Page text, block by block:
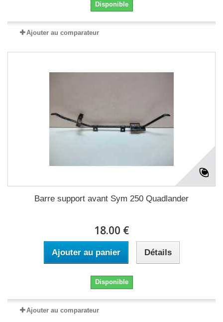
Disponible
Ajouter au comparateur
Barre support avant Sym 250 Quadlander
18.00 €
Ajouter au panier Détails
Disponible
Ajouter au comparateur